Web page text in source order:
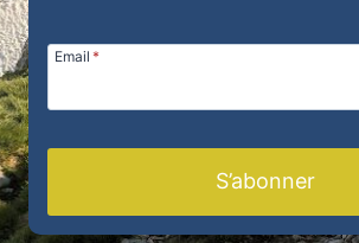
Email *
S’abonner